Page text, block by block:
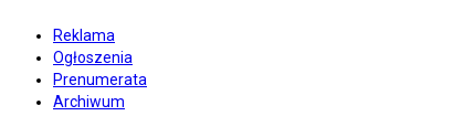
Reklama
Ogłoszenia
Prenumerata
Archiwum